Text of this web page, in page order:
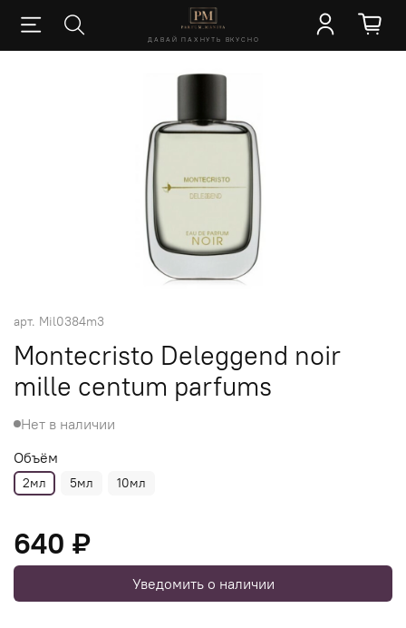
ДАВАЙ ПАХНУТЬ ВКУСНО
арт. Mil0384m3
Montecristo Deleggend noir
mille centum parfums
Нет в наличии
Объём
2мл 5мл 10мл
640 ₽
Уведомить о наличии